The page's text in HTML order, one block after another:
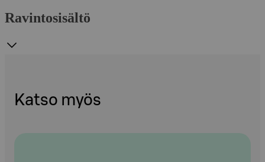
Ravintosisältö
Katso myös